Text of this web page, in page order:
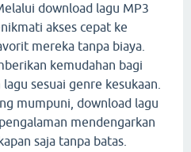
download lagu MP3
akses cepat ke
mereka tanpa biaya.
kemudahan bagi
sesuai genre kesukaan.
mumpuni, download lagu
mendengarkan
saja tanpa batas.